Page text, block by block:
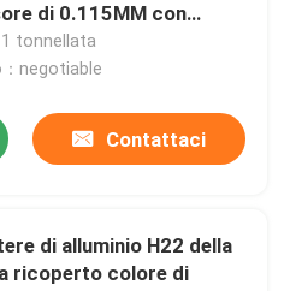
di 0.115MM con
idrofobo
1 tonnellata
negotiable
Contattaci
di alluminio H22 della
ricoperto colore di